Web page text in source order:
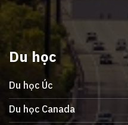
Du học
Du học Úc
Du học Canada